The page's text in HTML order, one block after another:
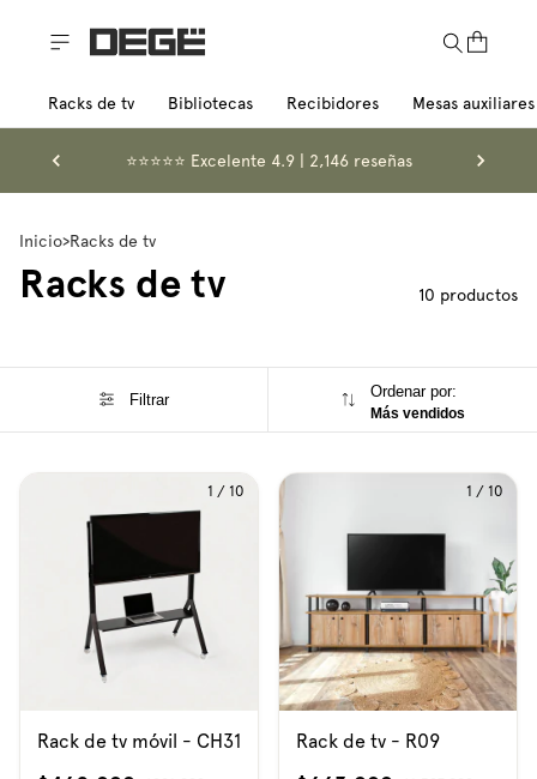
Racks de tv Bibliotecas Recibidores Mesas auxiliares
⭐️⭐️⭐️⭐️⭐️ Excelente 4.9 | 2,146 reseñas
Inicio>Racks de tv
Racks de tv 10 productos
Filtrar Ordenar por:
Más vendidos
1 / 10
Rack de tv móvil - CH31
1 / 10
Rack de tv - R09